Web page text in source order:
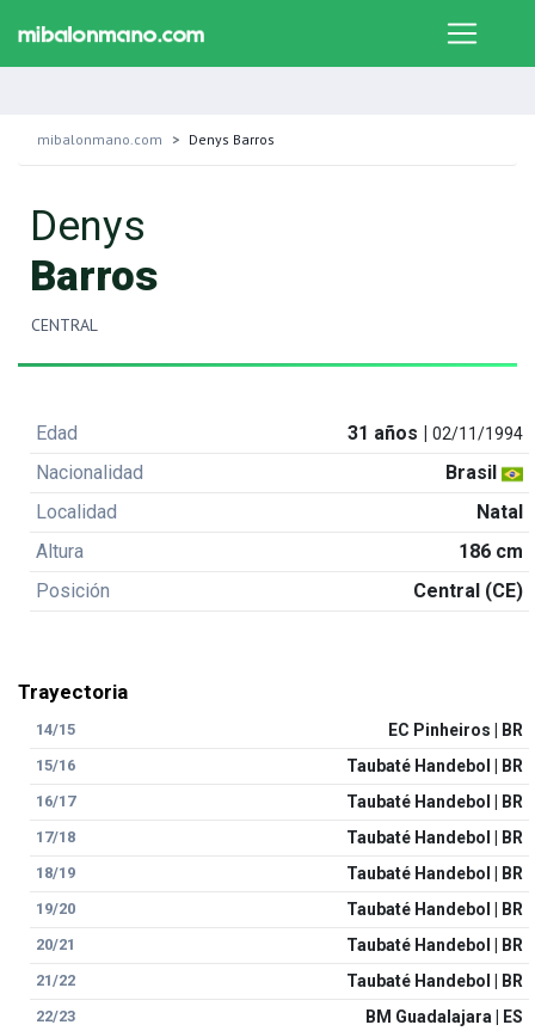
mibalonmano.com Denys Barros
Denys
Barros
CENTRAL
Edad 31 años |02/11/1994
Nacionalidad
Brasil
Localidad
Natal
Altura
186 cm
Posición
Central (CE)
Trayectoria
14/15 EC Pinheiros | BR
15/16 Taubaté Handebol | BR
16/17 Taubaté Handebol | BR
17/18 Taubaté Handebol | BR
18/19 Taubaté Handebol | BR
19/20 Taubaté Handebol | BR
20/21 Taubaté Handebol | BR
21/22 Taubaté Handebol | BR
22/23 BM Guadalajara | ES